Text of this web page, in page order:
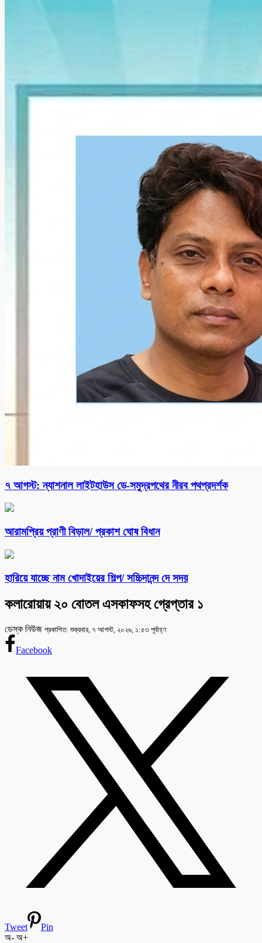
৭ আগস্ট: ন্যাশনাল লাইটহাউস ডে-সমুদ্রপথের নীরব পথপ্রদর্শক
আরামপ্রিয় প্রাণী বিড়াল/ প্রকাশ ঘোষ বিধান
হারিয়ে যাচ্ছে নাম খোদাইয়ের শিল্প/ সচ্চিদানন্দ দে সদয়
কলারোয়ায় ২০ বোতল এসকাফসহ গ্রেপ্তার ১
ডেস্ক নিউজ প্রকাশিত: শুক্রবার, ৭ আগস্ট, ২০২৬, ১:৫৩ পূর্বাহ্ণ
Facebook
Tweet
Pin
অ- অ+